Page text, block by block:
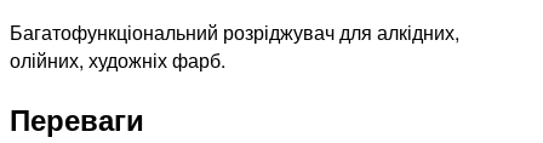
Багатофункціональний розріджувач для алкідних,
олійних, художніх фарб.
Переваги